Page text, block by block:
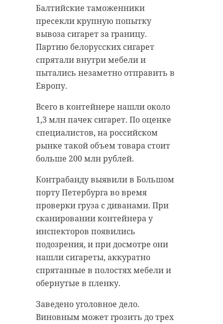
Балтийские таможенники
пресекли крупную попытку
вывоза сигарет за границу.
Партию белорусских сигарет
спрятали внутри мебели и
пытались незаметно отправить в
Европу.
Всего в контейнере нашли около
1,3 млн пачек сигарет. По оценке
специалистов, на российском
рынке такой объем товара стоит
больше 200 млн рублей.
Контрабанду выявили в Большом
порту Петербурга во время
проверки груза с диванами. При
сканировании контейнера у
инспекторов появились
подозрения, и при досмотре они
нашли сигареты, аккуратно
спрятанные в полостях мебели и
обернутые в пленку.
Заведено уголовное дело.
Виновным может грозить до трех